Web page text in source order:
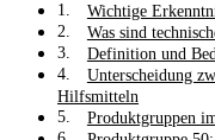
Wichtige
Was sind
Definition und
Unterscheidung
Hilfsmitteln
Produktgruppen